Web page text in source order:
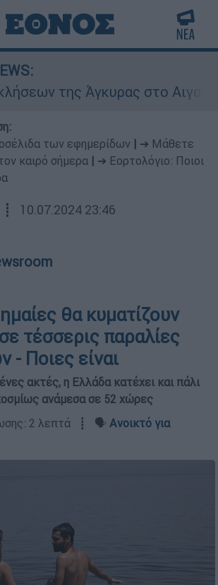
της Άγκυρας στο Αιγαίο:
των εφημερίδων
➔ Μάθετε
καιρό σήμερα
➔ Εορτολόγιο: Ποιοι
┋ 10.07.2024 23:46
θα κυματίζουν
τέσσερις παραλίες
- Ποιες είναι
ακτές, η Ελλάδα κατέχει και πάλι
ανάμεσα σε 52 χώρες
2 λεπτά ┋ 🗣️ Ανοικτό για